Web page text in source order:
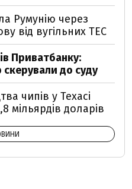
Румунію через
від вугільних ТЕС
Приватбанку:
до суду
чипів у Техасі
мільярдів доларів